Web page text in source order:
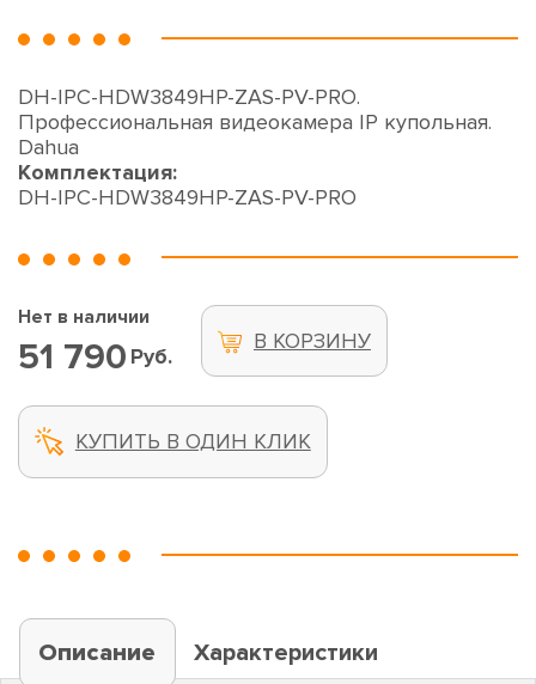
DH-IPC-HDW3849HP-ZAS-PV-PRO.
Профессиональная видеокамера IP купольная.
Dahua
Комплектация:
DH-IPC-HDW3849HP-ZAS-PV-PRO
Нет в наличии
51 790 Руб.
В КОРЗИНУ
КУПИТЬ В ОДИН КЛИК
Описание
Характеристики